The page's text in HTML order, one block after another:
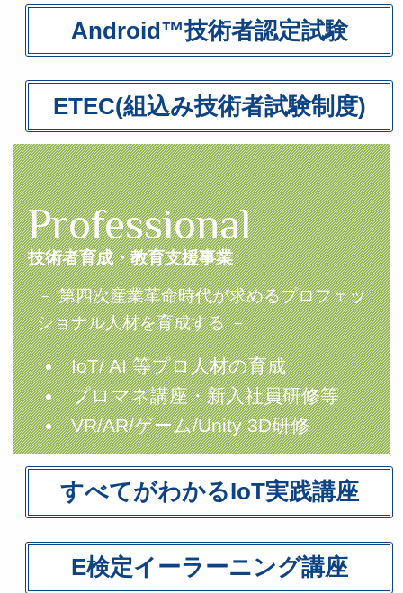
Android™技術者認定試験
ETEC(組込み技術者試験制度)
Professional
技術者育成・教育支援事業
－ 第四次産業革命時代が求めるプロフェッ
ショナル人材を育成する －
IoT/ AI 等プロ人材の育成
プロマネ講座・新入社員研修等
VR/AR/ゲーム/Unity 3D研修
すべてがわかるIoT実践講座
E検定イーラーニング講座